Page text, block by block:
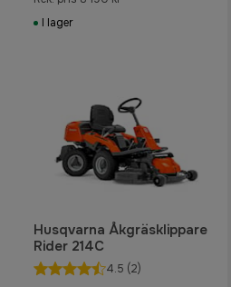
I lager
Husqvarna Åkgräsklippare
Rider 214C
4.5 (2)